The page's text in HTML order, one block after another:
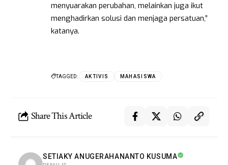
menyuarakan perubahan, melainkan juga ikut
menghadirkan solusi dan menjaga persatuan,”
katanya.
TAGGED: AKTIVIS MAHASISWA
Share This Article
SETIAKY ANUGERAHANANTO KUSUMA